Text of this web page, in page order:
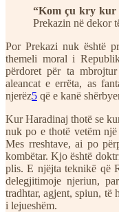
“Kom çu kry kur
Prekazin në dekor
Por Prekazi nuk është
themeli moral i
përdoret për ta
aleancat e errëta, as
njerëz5 që e kanë
Kur Haradinaj thotë se
nuk po e thotë vetëm
Mes rreshtave, ai po
kombëtar. Kjo është
plis. E njëjta teknikë që
delegjitimoje njeriun,
tradhtar, agjent, spiun, të
i lejueshëm.